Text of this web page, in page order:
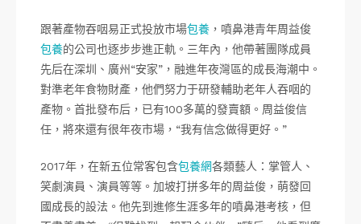
跟著產物吞咽易正式投放市場包養 ，噴鼻港青年周益俊
包養的公司也逐步步進正軌。三年內，他帶著團隊成員
先后在深圳、廣州“安家”，融進年夜灣區的成長海潮中。
對準老年食物財產，他們努力于研發輔助老年人吞咽的
產物。首批發布后，已有100多萬的發賣額。周益俊信
任，將來還有很年夜市場，“我有信念做得更好。”
2017年，在新五位常客包含包養網各類藝人：掌管人、
笑劇演員、演員等等。加坡打拼多年的周益俊，萌發回
國成長的設法。他先到進修生涯多年的噴鼻港考核，但